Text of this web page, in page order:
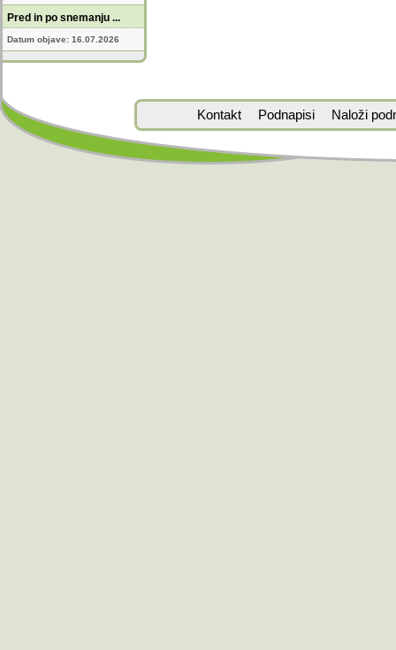
Pred in po snemanju ...
Datum objave: 16.07.2026
Kontakt Podnapisi Naloži